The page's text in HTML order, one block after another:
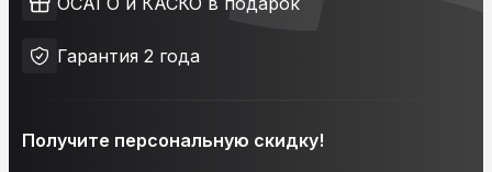
Гарантия 2 года
Получите персональную скидку!